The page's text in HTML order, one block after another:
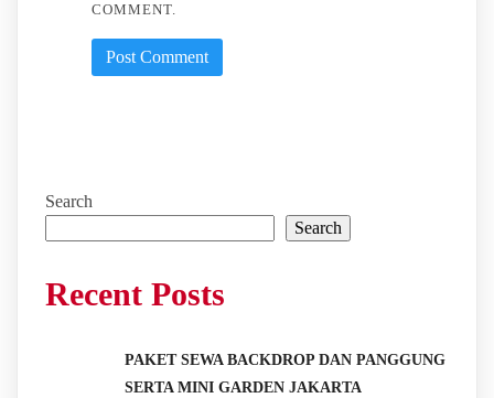
COMMENT.
Search
Search
Recent Posts
PAKET SEWA BACKDROP DAN PANGGUNG
SERTA MINI GARDEN JAKARTA